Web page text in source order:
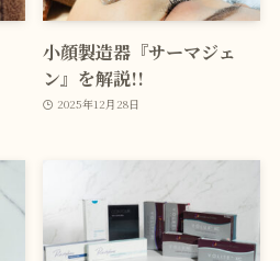
小顔製造器『サーマジェ
ン』を解説!!
2025年12月28日